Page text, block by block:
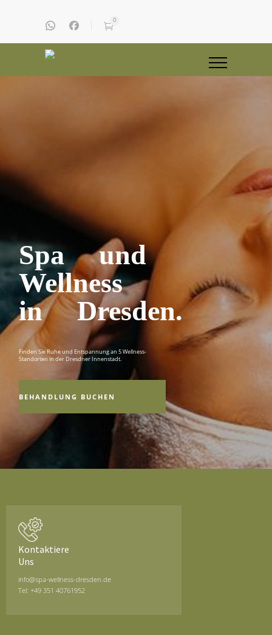
0
Spa und
Wellness
in Dresden.
Finden Sie Ruhe und Entspannung an 5 Wellness-
Standorten in der Dresdner Innenstadt.
BEHANDLUNG BUCHEN
Kontaktiere
Uns
info@spa-wellness-dresden.de
Tel: +49 351 40761952